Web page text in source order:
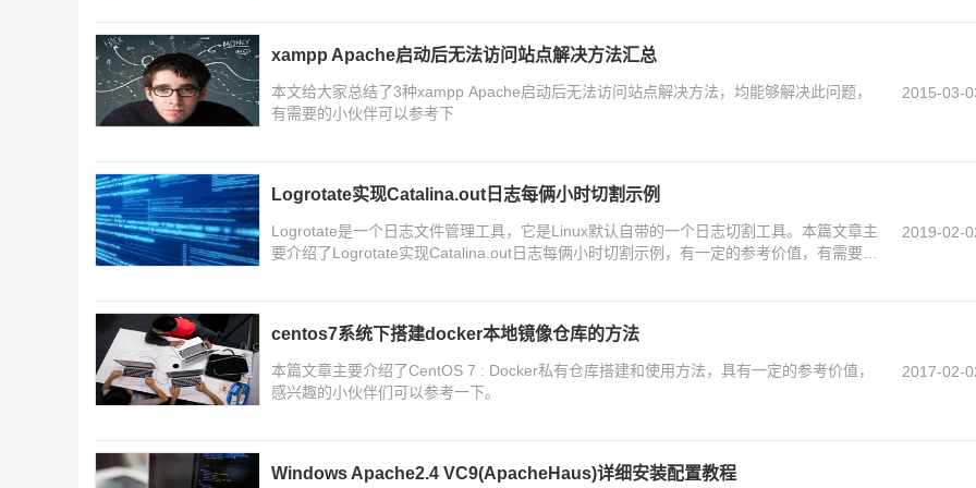
xampp Apache启动后无法访问站点解决方法汇总
本文给大家总结了3种xampp Apache启动后无法访问站点解决方法，均能够解决此问题，
有需要的小伙伴可以参考下
2015-03-
Logrotate实现Catalina.out日志每俩小时切割示例
Logrotate是一个日志文件管理工具，它是Linux默认自带的一个日志切割工具。本篇文章主
要介绍了Logrotate实现Catalina.out日志每俩小时切割示例，有一定的参考价值，有需要的
2019-02-
centos7系统下搭建docker本地镜像仓库的方法
本篇文章主要介绍了CentOS 7 : Docker私有仓库搭建和使用方法，具有一定的参考价值，
感兴趣的小伙伴们可以参考一下。
2017-02-
Windows Apache2.4 VC9(ApacheHaus)详细安装配置教程